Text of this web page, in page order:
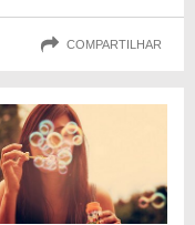
COMPARTILHAR